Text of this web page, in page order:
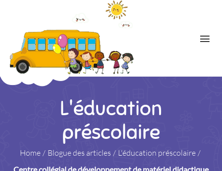
L'éducation
préscolaire
Home / Blogue des articles / L'éducation préscolaire /
Centre collégial de développement de matériel didactique